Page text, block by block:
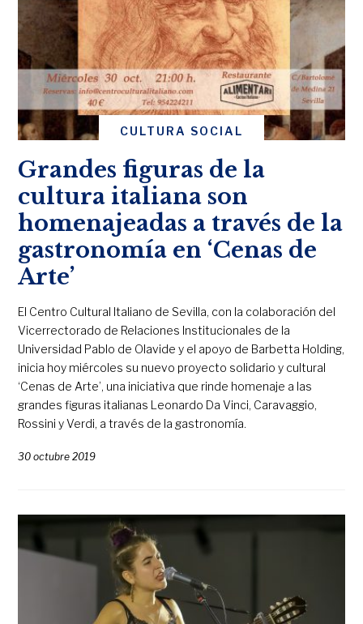
CULTURA SOCIAL
Grandes figuras de la
cultura italiana son
homenajeadas a través de la
gastronomía en ‘Cenas de
Arte’
El Centro Cultural Italiano de Sevilla, con la colaboración del
Vicerrectorado de Relaciones Institucionales de la
Universidad Pablo de Olavide y el apoyo de Barbetta Holding,
inicia hoy miércoles su nuevo proyecto solidario y cultural
‘Cenas de Arte’, una iniciativa que rinde homenaje a las
grandes figuras italianas Leonardo Da Vinci, Caravaggio,
Rossini y Verdi, a través de la gastronomía.
30 octubre 2019